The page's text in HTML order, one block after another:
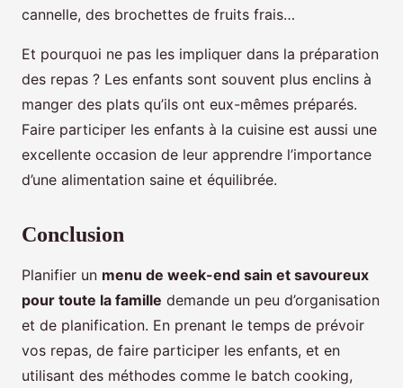
cannelle, des brochettes de fruits frais…
Et pourquoi ne pas les impliquer dans la préparation
des repas ? Les enfants sont souvent plus enclins à
manger des plats qu’ils ont eux-mêmes préparés.
Faire participer les enfants à la cuisine est aussi une
excellente occasion de leur apprendre l’importance
d’une alimentation saine et équilibrée.
Conclusion
Planifier un menu de week-end sain et savoureux
pour toute la famille demande un peu d’organisation
et de planification. En prenant le temps de prévoir
vos repas, de faire participer les enfants, et en
utilisant des méthodes comme le batch cooking,